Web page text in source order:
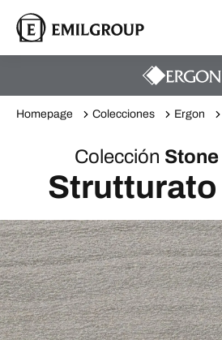
Homepage Colecciones Ergon
Colección
Strutturato